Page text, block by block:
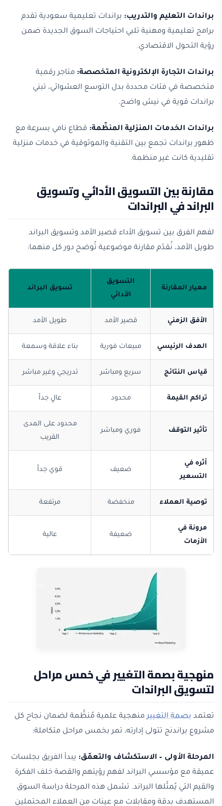
براندات التعليم والتدريب: براندات تعليمية سعودية تقدم
برامج تعليمية ومهنية تلبي احتياجات السوق الجديدة ضمن
رؤية التحول الاقتصادي.
براندات التجارة الإلكترونية المتخصصة: متاجر رقمية
متخصصة في فئات محددة بدل التوسع العشوائي، تبني
براندات قوية في نيش واضح.
براندات الخدمات المنزلية المنظّمة: قطاع نامي بسرعة مع
ظهور براندات تجمع بين التقنية والموثوقية في خدمات منزلية
تقليدية كانت غير منظمة.
مقارنة بين التسويق الأدائي وتسويق
البراند في البراندات
لفهم الفرق بين تسويق الأداء قصير الأمد وتسويق البراند
طويل الأمد، نُقدّم مقارنة موضوعية تُوضح دور كل منهما:
معيار المقارنة
التسويق
الأدائي
تسويق البراند
الأفق الزمني قصير الأمد طويل الأمد
الهدف الرئيسي مبيعات فورية بناء علاقة وسمعة
قياس النتائج سريع ومباشر تدريجي وغير مباشر
تراكم القيمة محدود عالٍ جداً
تأثير التوقف فوري ومباشر
محدود على المدى
القريب
أثره في
التسعير
ضعيف قوي جداً
توصية العملاء منخفضة مرتفعة
مرونة في
الأزمات
ضعيفة عالية
منهجية بصمة التغيير في خمس مراحل
لتسويق البراندات
تعتمد بصمة التغيير منهجية علمية مُنظَّمة لضمان نجاح كل
مشروع براندنج تتولى إدارته، تمر بخمس مراحل متكاملة:
المرحلة الأولى – الاستكشاف والتعمّق: يبدأ الفريق بجلسات
عميقة مع مؤسسي البراند لفهم رؤيتهم والقصة خلف الفكرة
والقيم التي يُمثّلها البراند. تشمل هذه المرحلة دراسة السوق
المستهدف بدقة ومقابلات مع عينات من العملاء المحتملين